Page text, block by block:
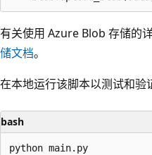
有关使用 Azure Blob 存储的
储文档。
在本地运行该脚本以测试和验
bash